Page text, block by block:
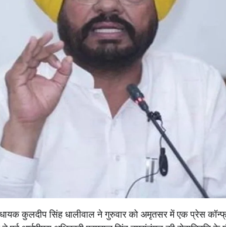
कुलदीप सिंह धालीवाल ने गुरुवार को अमृतसर में एक प्रेस